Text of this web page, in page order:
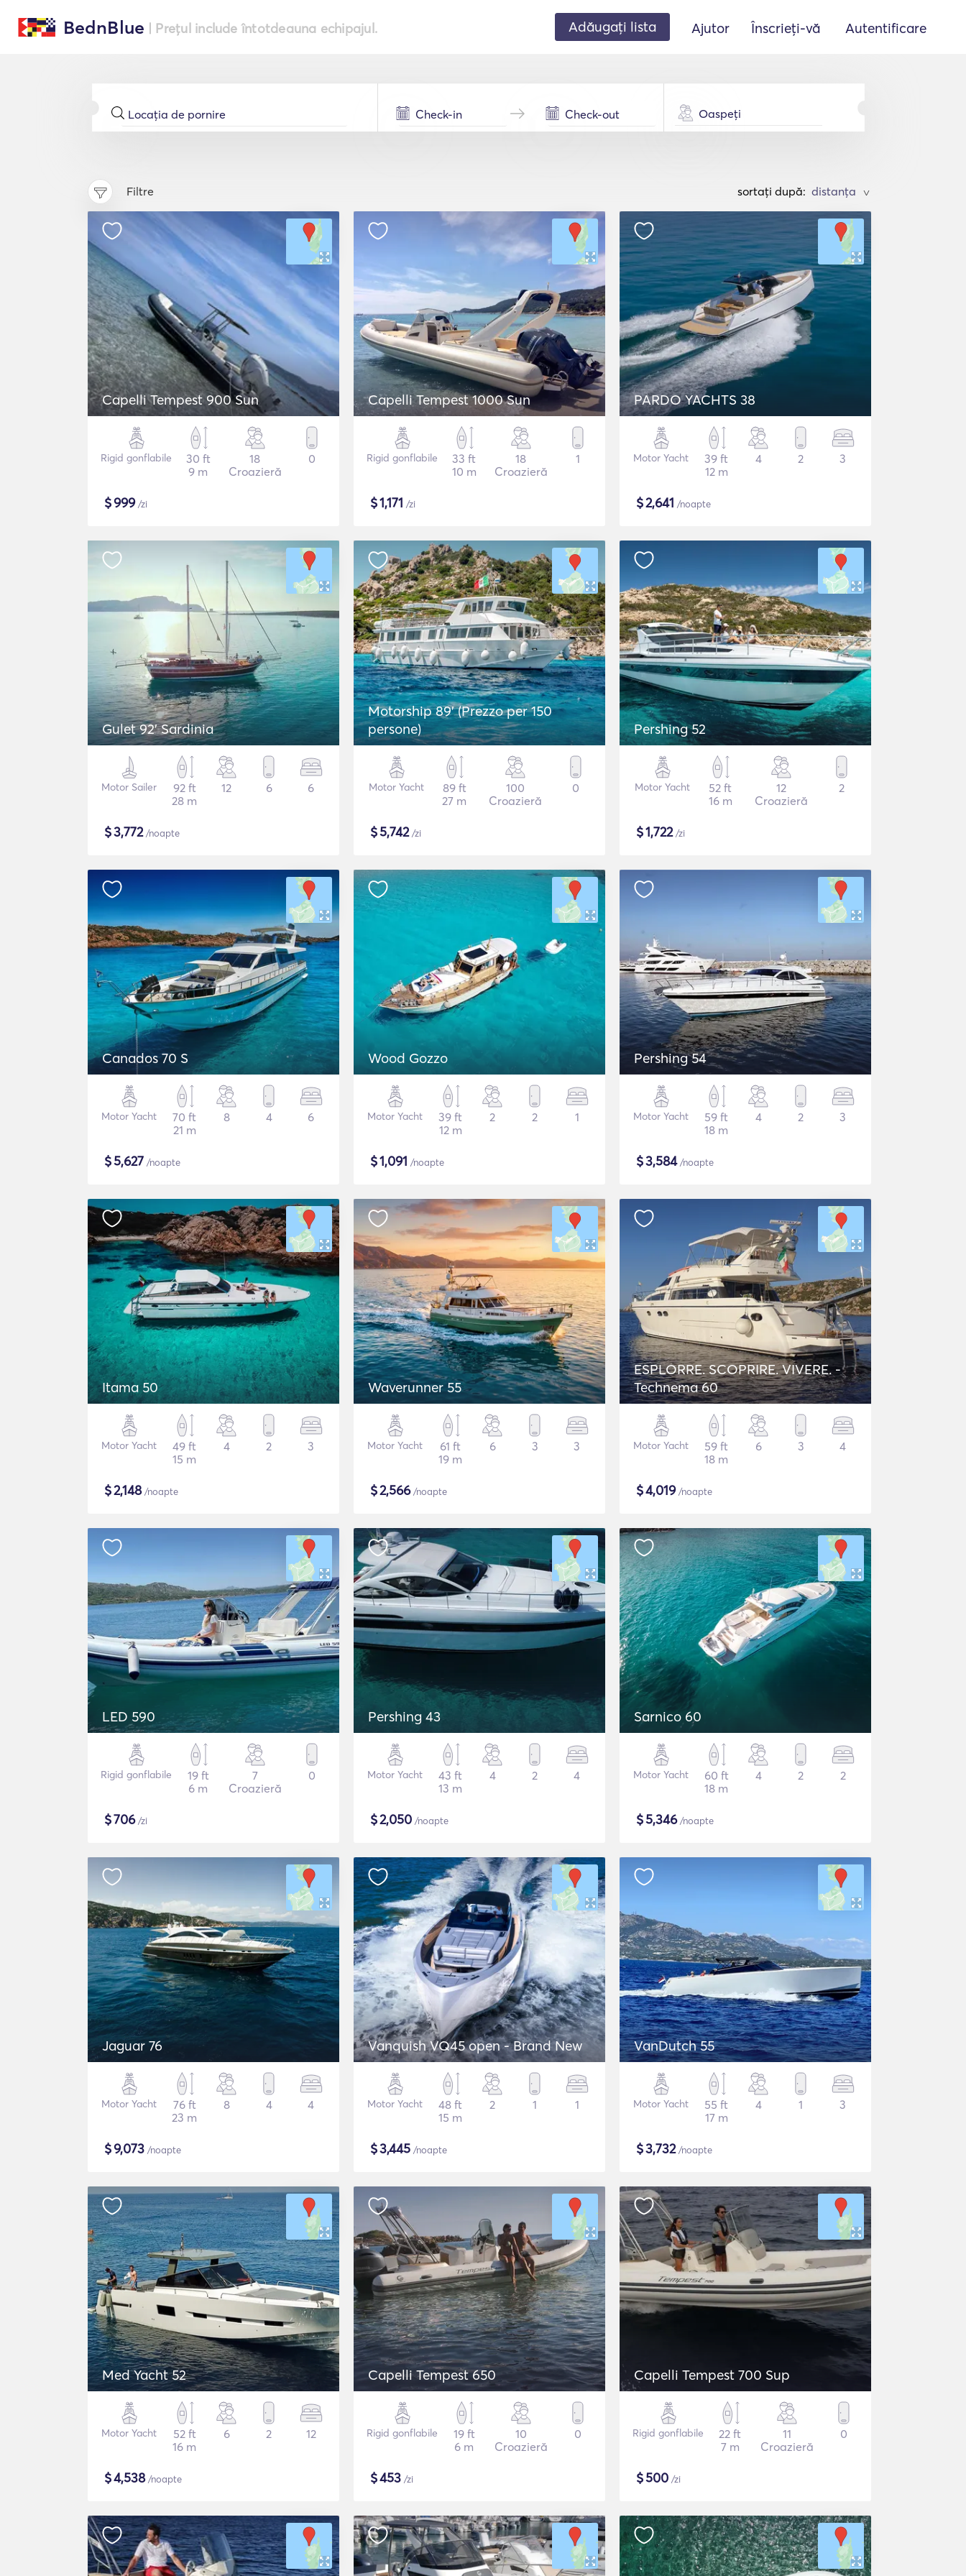
BednBlue | Prețul include întotdeauna echipajul. Adăugați lista Ajutor Înscrieți-vă Autentificare
Oaspeți
Filtre sortați după: >
Capelli Tempest 900 Sun
Rigid gonflabile
30 ft
9 m
18
Croazieră
0
$999/zi
Capelli Tempest 1000 Sun
Rigid gonflabile
33 ft
10 m
18
Croazieră
1
$1,171 /zi
PARDO YACHTS 38
Motor Yacht
39 ft
12 m
4 2 3
$2,641 /noapte
Gulet 92' Sardinia
Motor Sailer
92 ft
28 m
12 6 6
$3,772/noapte
Motorship 89' (Prezzo per 150
persone)
Motor Yacht
89 ft
27 m
100
Croazieră
0
$5,742/zi
Pershing 52
Motor Yacht
52 ft
16 m
12
Croazieră
2
$1,722/zi
Canados 70 S
Motor Yacht
70 ft
21 m
8 4 6
$5,627 /noapte
Wood Gozzo
Motor Yacht
39 ft
12 m
2 2 1
$1,091 /noapte
Pershing 54
Motor Yacht
59 ft
18 m
4 2 3
$3,584/noapte
Itama 50
Motor Yacht
49 ft
15 m
4 2 3
$2,148/noapte
Waverunner 55
Motor Yacht
61 ft
19 m
6 3 3
$2,566/noapte
ESPLORRE. SCOPRIRE. VIVERE. -
Technema 60
Motor Yacht
59 ft
18 m
6 3 4
$4,019/noapte
LED 590
Rigid gonflabile
19 ft
6 m
7
Croazieră
0
$706/zi
Pershing 43
Motor Yacht
43 ft
13 m
4 2 4
$2,050 /noapte
Sarnico 60
Motor Yacht
60 ft
18 m
4 2 2
$5,346/noapte
Jaguar 76
Motor Yacht
76 ft
23 m
8 4 4
$9,073 /noapte
Vanquish VQ45 open - Brand New
Motor Yacht
48 ft
15 m
2 1 1
$3,445 /noapte
VanDutch 55
Motor Yacht
55 ft
17 m
4 1 3
$3,732/noapte
Med Yacht 52
Motor Yacht
52 ft
16 m
6 2 12
$4,538/noapte
Capelli Tempest 650
Rigid gonflabile
19 ft
6 m
10
Croazieră
0
$453 /zi
Capelli Tempest 700 Sup
Rigid gonflabile
22 ft
7 m
11
Croazieră
0
$500 /zi